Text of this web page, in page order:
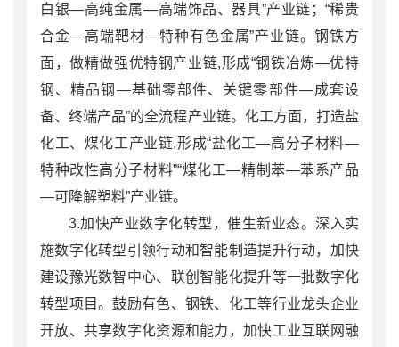
白银—高纯金属—高端饰品、器具”产业链；“稀贵
合金—高端靶材—特种有色金属”产业链。钢铁方
面，做精做强优特钢产业链,形成“钢铁冶炼—优特
钢、精品钢—基础零部件、关键零部件—成套设
备、终端产品”的全流程产业链。化工方面，打造盐
化工、煤化工产业链,形成“盐化工—高分子材料—
特种改性高分子材料”“煤化工—精制苯—苯系产品
—可降解塑料”产业链。
3.加快产业数字化转型，催生新业态。深入实
施数字化转型引领行动和智能制造提升行动，加快
建设豫光数智中心、联创智能化提升等一批数字化
转型项目。鼓励有色、钢铁、化工等行业龙头企业
开放、共享数字化资源和能力，加快工业互联网融